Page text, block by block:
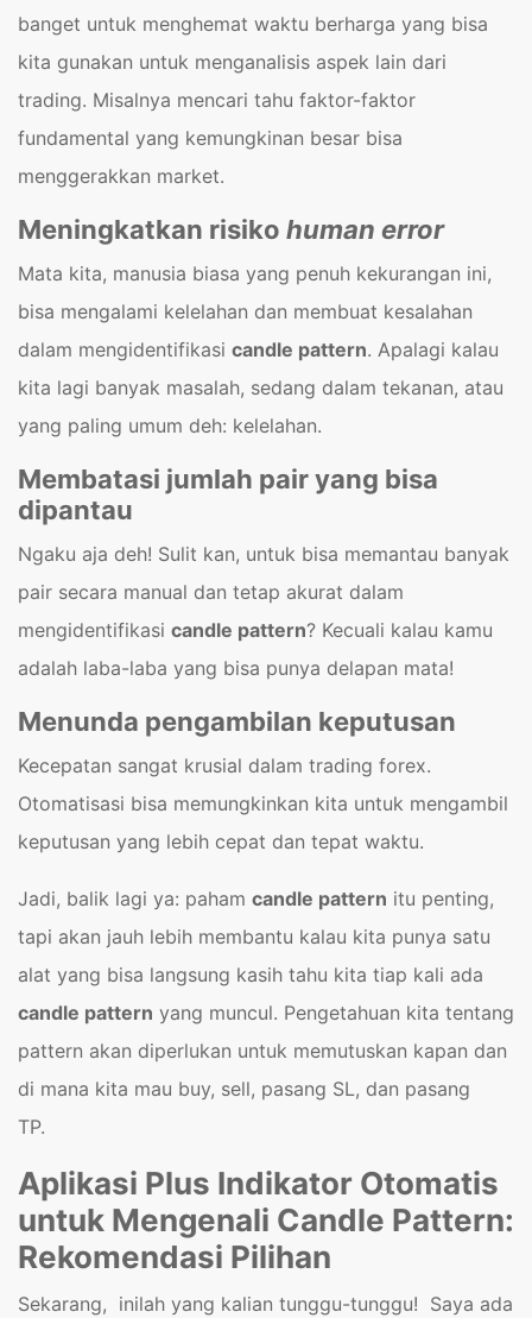
banget untuk menghemat waktu berharga yang bisa
kita gunakan untuk menganalisis aspek lain dari
trading. Misalnya mencari tahu faktor-faktor
fundamental yang kemungkinan besar bisa
menggerakkan market.
Meningkatkan risiko human error
Mata kita, manusia biasa yang penuh kekurangan ini,
bisa mengalami kelelahan dan membuat kesalahan
dalam mengidentifikasi candle pattern. Apalagi kalau
kita lagi banyak masalah, sedang dalam tekanan, atau
yang paling umum deh: kelelahan.
Membatasi jumlah pair yang bisa
dipantau
Ngaku aja deh! Sulit kan, untuk bisa memantau banyak
pair secara manual dan tetap akurat dalam
mengidentifikasi candle pattern? Kecuali kalau kamu
adalah laba-laba yang bisa punya delapan mata!
Menunda pengambilan keputusan
Kecepatan sangat krusial dalam trading forex.
Otomatisasi bisa memungkinkan kita untuk mengambil
keputusan yang lebih cepat dan tepat waktu.
Jadi, balik lagi ya: paham candle pattern itu penting,
tapi akan jauh lebih membantu kalau kita punya satu
alat yang bisa langsung kasih tahu kita tiap kali ada
candle pattern yang muncul. Pengetahuan kita tentang
pattern akan diperlukan untuk memutuskan kapan dan
di mana kita mau buy, sell, pasang SL, dan pasang
TP.
Aplikasi Plus Indikator Otomatis
untuk Mengenali Candle Pattern:
Rekomendasi Pilihan
Sekarang, inilah yang kalian tunggu-tunggu! Saya ada